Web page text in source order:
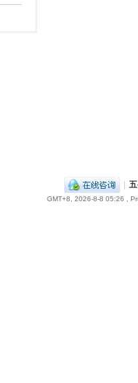
|
GMT+8, 2026-8-8 05:26 ,